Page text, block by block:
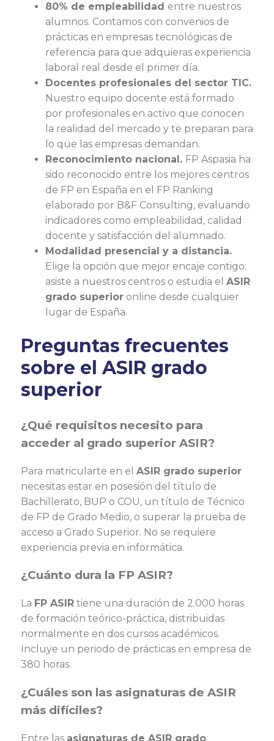
80% de empleabilidad entre nuestros
alumnos. Contamos con convenios de
prácticas en empresas tecnológicas de
referencia para que adquieras experiencia
laboral real desde el primer día.
Docentes profesionales del sector TIC.
Nuestro equipo docente está formado
por profesionales en activo que conocen
la realidad del mercado y te preparan para
lo que las empresas demandan.
Reconocimiento nacional. FP Aspasia ha
sido reconocido entre los mejores centros
de FP en España en el FP Ranking
elaborado por B&F Consulting, evaluando
indicadores como empleabilidad, calidad
docente y satisfacción del alumnado.
Modalidad presencial y a distancia.
Elige la opción que mejor encaje contigo:
asiste a nuestros centros o estudia el ASIR
grado superior online desde cualquier
lugar de España.
Preguntas frecuentes
sobre el ASIR grado
superior
¿Qué requisitos necesito para
acceder al grado superior ASIR?
Para matricularte en el ASIR grado superior
necesitas estar en posesión del título de
Bachillerato, BUP o COU, un título de Técnico
de FP de Grado Medio, o superar la prueba de
acceso a Grado Superior. No se requiere
experiencia previa en informática.
¿Cuánto dura la FP ASIR?
La FP ASIR tiene una duración de 2.000 horas
de formación teórico-práctica, distribuidas
normalmente en dos cursos académicos.
Incluye un periodo de prácticas en empresa de
380 horas.
¿Cuáles son las asignaturas de ASIR
más difíciles?
Entre las asignaturas de ASIR grado